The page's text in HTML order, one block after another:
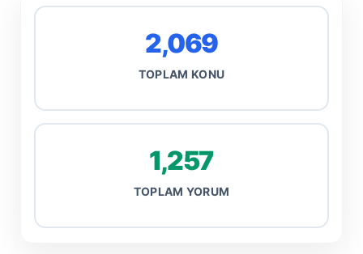
2,069
TOPLAM KONU
1,257
TOPLAM YORUM